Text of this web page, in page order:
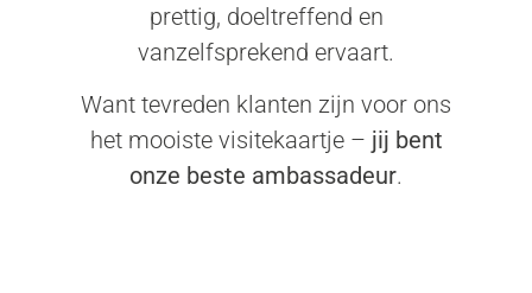
prettig, doeltreffend en
vanzelfsprekend ervaart.
Want tevreden klanten zijn voor ons
het mooiste visitekaartje – jij bent
onze beste ambassadeur.